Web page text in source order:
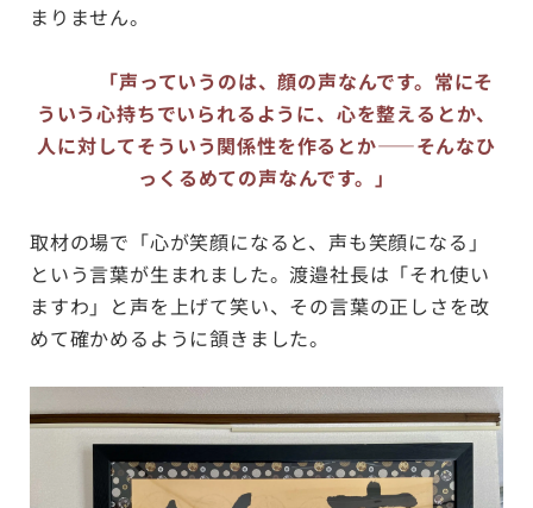
まりません。
「声っていうのは、顔の声なんです。常にそ
ういう心持ちでいられるように、心を整えるとか、
人に対してそういう関係性を作るとか——そんなひ
っくるめての声なんです。」
取材の場で「心が笑顔になると、声も笑顔になる」
という言葉が生まれました。渡邉社長は「それ使い
ますわ」と声を上げて笑い、その言葉の正しさを改
めて確かめるように頷きました。